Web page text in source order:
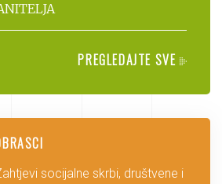
PREGLEDAJTE SVE
socijalne skrbi, društvene i